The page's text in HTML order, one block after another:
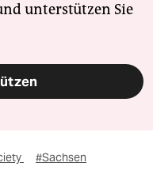
unterstützen Sie
#Sachsen